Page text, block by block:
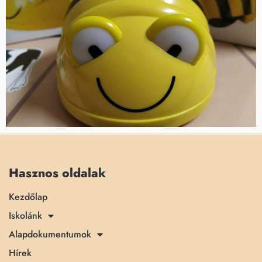
Hasznos oldalak
Kezdőlap
Iskolánk
Alapdokumentumok
Hírek